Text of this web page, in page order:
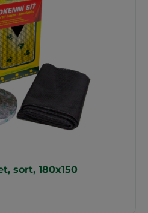
sort, 180x150